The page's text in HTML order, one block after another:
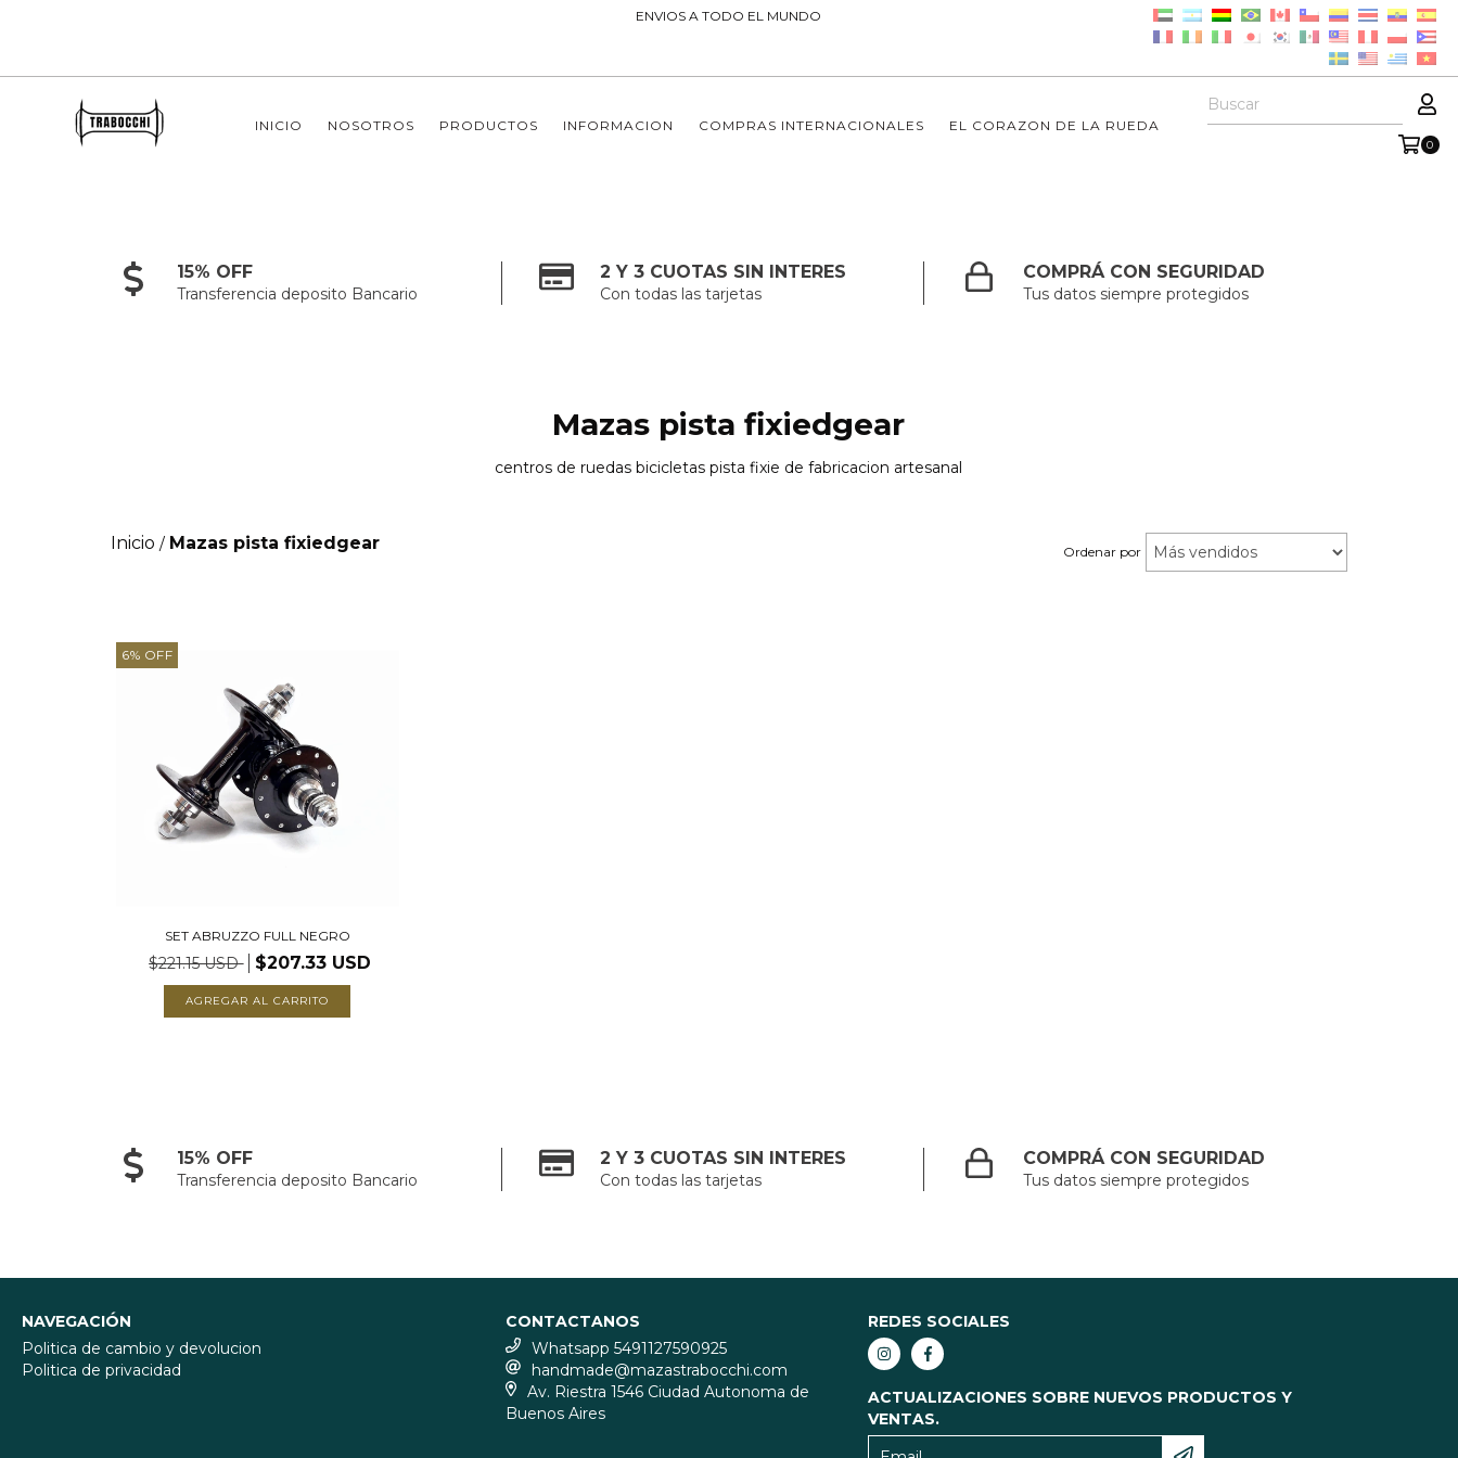
ENVIOS A TODO EL MUNDO
INICIO NOSOTROS PRODUCTOS INFORMACION COMPRAS INTERNACIONALES EL CORAZON DE LA RUEDA
0
15% OFF
Transferencia deposito Bancario
2 Y 3 CUOTAS SIN INTERES
Con todas las tarjetas
COMPRÁ CON SEGURIDAD
Tus datos siempre protegidos
Mazas pista fixiedgear
centros de ruedas bicicletas pista fixie de fabricacion artesanal
Inicio / Mazas pista fixiedgear Ordenar por
6% OFF
SET ABRUZZO FULL NEGRO
$221.15 USD $207.33 USD
AGREGAR AL CARRITO
15% OFF
Transferencia deposito Bancario
2 Y 3 CUOTAS SIN INTERES
Con todas las tarjetas
COMPRÁ CON SEGURIDAD
Tus datos siempre protegidos
NAVEGACIÓN
Politica de cambio y devolucion
Politica de privacidad
CONTACTANOS
Whatsapp 5491127590925
handmade@mazastrabocchi.com
Av. Riestra 1546 Ciudad Autonoma de
Buenos Aires
REDES SOCIALES
ACTUALIZACIONES SOBRE NUEVOS PRODUCTOS Y
VENTAS.